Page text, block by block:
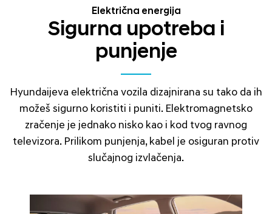
Električna energija
Sigurna upotreba i
punjenje
Hyundaijeva električna vozila dizajnirana su tako da ih
možeš sigurno koristiti i puniti. Elektromagnetsko
zračenje je jednako nisko kao i kod tvog ravnog
televizora. Prilikom punjenja, kabel je osiguran protiv
slučajnog izvlačenja.